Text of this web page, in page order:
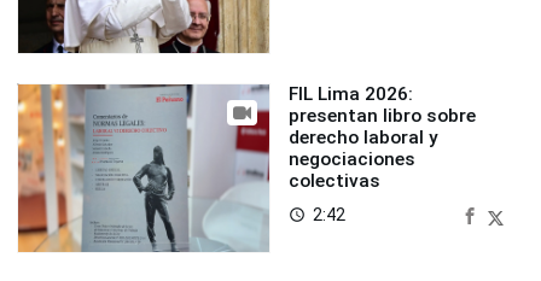
FIL Lima 2026:
presentan libro sobre
derecho laboral y
negociaciones
colectivas
access_time 2:42